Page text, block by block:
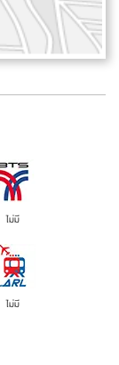
ไม่มี
ไม่มี